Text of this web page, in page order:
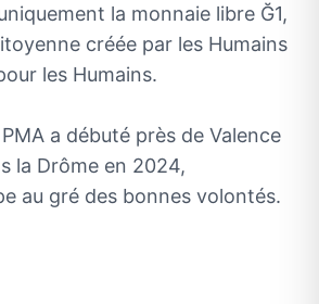
la monnaie libre Ğ1,
créée par les Humains
les Humains.
a débuté près de Valence
la Drôme en 2024,
au gré des bonnes volontés.